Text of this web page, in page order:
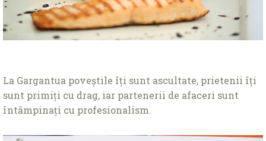
La Gargantua poveștile îți sunt ascultate, prietenii îți
sunt primiți cu drag, iar partenerii de afaceri sunt
întâmpinați cu profesionalism.